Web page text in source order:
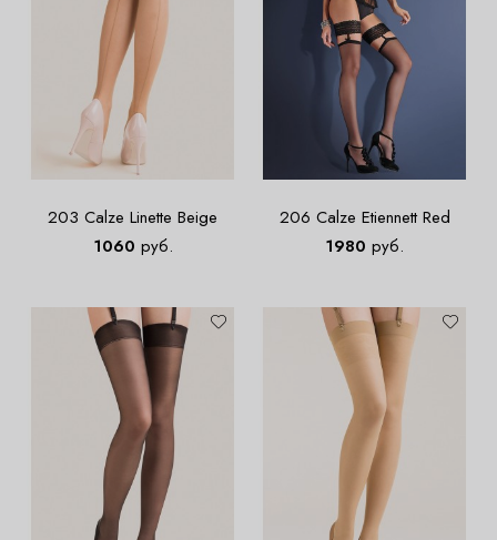
203 Calze Linette Beige
1060 руб.
206 Calze Etiennett Red
1980 руб.